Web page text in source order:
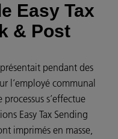
Easy Tax
& Post
pendant des
l’employé communal
s’effectue
Easy Tax Sending
imprimés en masse,